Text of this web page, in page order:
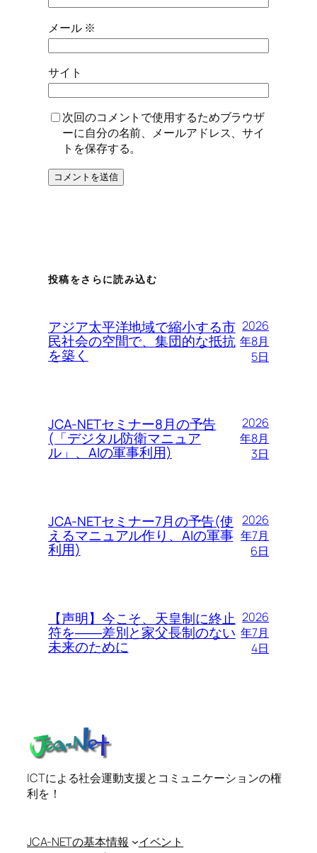
メール ※
サイト
次回のコメントで使用するためブラウザ
ーに自分の名前、メールアドレス、サイ
トを保存する。
投稿をさらに読み込む
アジア太平洋地域で縮小する市
民社会の空間で、集団的な抵抗
を築く
2026
年8月
5日
JCA-NETセミナー8月の予告
(「デジタル防衛マニュア
ル」、AIの軍事利用)
2026
年8月
3日
JCA-NETセミナー7月の予告(使
えるマニュアル作り、AIの軍事
利用)
2026
年7月
6日
【声明】今こそ、天皇制に終止
符を――差別と家父長制のない
未来のために
2026
年7月
4日
ICTによる社会運動支援とコミュニケーションの権
利を！
JCA-NETの基本情報
イベント